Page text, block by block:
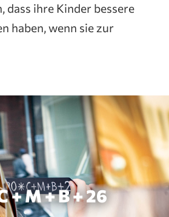
ihre Kinder bessere
haben, wenn sie zur
+ M + B + 26